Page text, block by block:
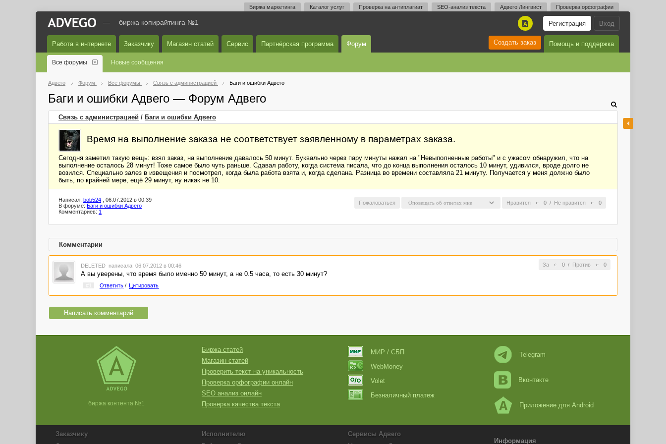
Биржа маркетинга Каталог услуг Проверка на антиплагиат SEO-анализ текста Адвего Лингвист Проверка орфографии
Вход
Регистрация
A
— биржа копирайтинга №1
Работа в интернете Заказчику Магазин статей Сервис Партнёрская программа Форум Помощь и поддержка
Создать заказ
Все форумы Новые сообщения
Адвего Форум Все форумы Связь с администрацией Баги и ошибки Адвего
Баги и ошибки Адвего — Форум Адвего
Связь с администрацией / Баги и ошибки Адвего
Время на выполнение заказа не соответствует заявленному в параметрах заказа.
Сегодня заметил такую вещь: взял заказ, на выполнение давалось 50 минут. Буквально через пару минуты нажал на "Невыполненные работы" и с ужасом обнаружил, что на
выполнение осталось 28 минут! Тоже самое было чуть раньше. Сдавал работу, когда система писала, что до конца выполнения осталось 10 минут, удивился, вроде долго не
возился. Специально залез в извещения и посмотрел, когда была работа взята и, когда сделана. Разница во времени составляла 21 минуту. Получается у меня должно было
быть, по крайней мере, ещё 29 минут, ну никак не 10.
Нравится 0 / Не нравится 0
Пожаловаться
Написал: bob524 , 06.07.2012 в 00:39
В форуме: Баги и ошибки Адвего
Комментариев: 1
Комментарии
За 0/ Против 0
DELETED написала 06.07.2012 в 00:46
А вы уверены, что время было именно 50 минут, а не 0.5 часа, то есть 30 минут?
Ответить/ Цитировать
Написать комментарий
биржа контента №1
Биржа статей
Магазин статей
Проверить текст на уникальность
Проверка орфографии онлайн
SEO анализ онлайн
Проверка качества текста
МИР / СБП
WebMoney
Volet
Безналичный платеж
Telegram
Вконтакте
Приложение для Android
Заказчику Исполнителю Сервисы Адвего
Информация